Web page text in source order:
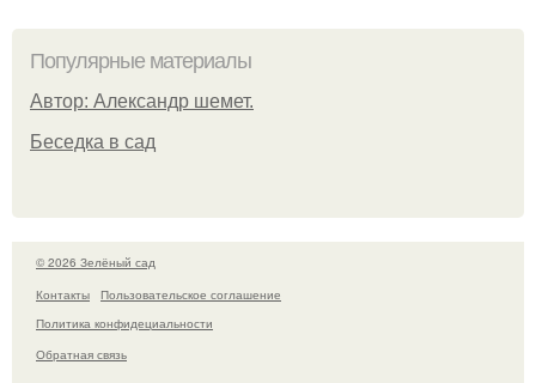
Популярные материалы
Автор: Александр шемет.
Беседка в сад
© 2026 Зелёный сад
Контакты
Пользовательское соглашение
Политика конфидециальности
Обратная связь